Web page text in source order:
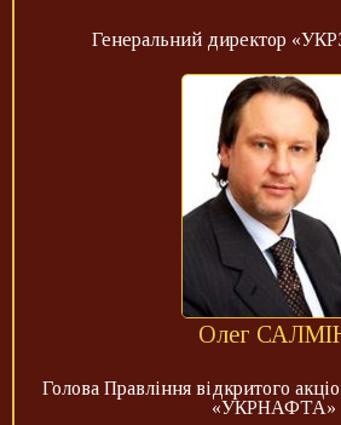
Генеральний директор
Олег
Голова Правління відкритого
«УКРНАФТА»